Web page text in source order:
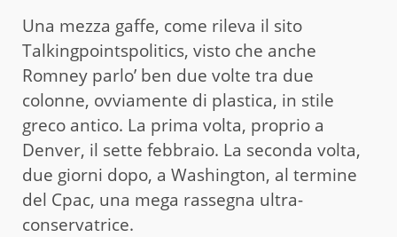
Una mezza gaffe, come rileva il sito
Talkingpointspolitics, visto che anche
Romney parlo’ ben due volte tra due
colonne, ovviamente di plastica, in stile
greco antico. La prima volta, proprio a
Denver, il sette febbraio. La seconda volta,
due giorni dopo, a Washington, al termine
del Cpac, una mega rassegna ultra-
conservatrice.